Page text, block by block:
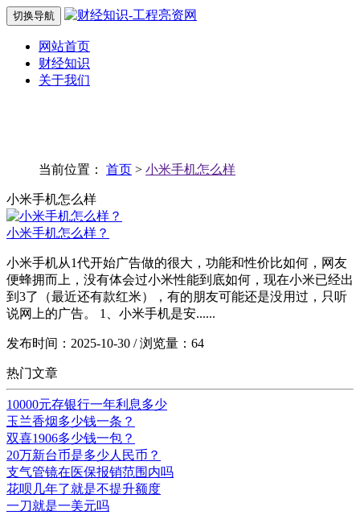
切换导航
网站首页
财经知识
关于我们
当前位置： 首页 > 小米手机怎么样
小米手机怎么样
小米手机怎么样？
小米手机从1代开始广告做的很大，功能和性价比如何，网友
便蜂拥而上，没有体会过小米性能到底如何，现在小米已经出
到3了（最近还有款红米），有的朋友可能还是没用过，只听
说网上的广告。 1、小米手机是安......
发布时间：2025-10-30 / 浏览量：64
热门文章
10000元存银行一年利息多少
玉兰香烟多少钱一条？
双喜1906多少钱一包？
20万新台币是多少人民币？
支气管镜在医保报销范围内吗
花呗几年了就是不提升额度
一刀就是一美元吗